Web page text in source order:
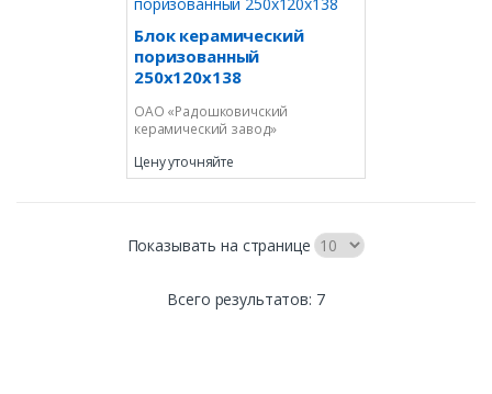
Блок керамический
поризованный
250х120х138
ОАО «Радошковичский
керамический завод»
Цену уточняйте
Показывать на странице
Всего результатов: 7